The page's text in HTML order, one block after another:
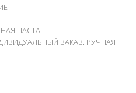
ПАСТА
ЗАКАЗ. РУЧНАЯ